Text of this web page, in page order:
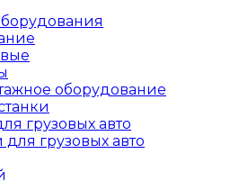
оборудование
грузовых авто
грузовых авто